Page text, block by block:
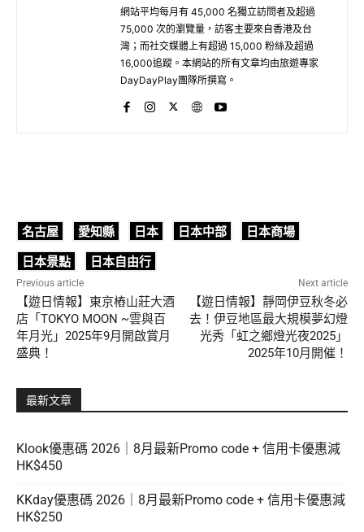
網站平均每月有 45,000 名獨立訪問者及超過
75,000 次的瀏覽量，訪客主要來自香港及台
灣；而社交媒體上有超過 15,000 粉絲及超過
16,000追蹤。本網站的所有文章均由旅遊專家
DayDayPlay團隊所撰寫。
名古屋 愛知縣 日本 日本中部
日本商場
日本景點
日本自由行
Previous article
【遊日情報】東京樁山莊大酒
店「TOKYO MOON ~雲與百
年月光」2025年9月開啟賞月
盛典！
Next article
【遊日情報】靜岡伊豆秋冬必
去！伊豆地區最大規模夢幻燈
光秀「虹之鄉燈光夜2025」
2025年10月開催！
最新文章
Klook優惠碼 2026｜8月最新Promo code + 信用卡優惠減
HK$450
KKday優惠碼 2026｜8月最新Promo code + 信用卡優惠減
HK$250